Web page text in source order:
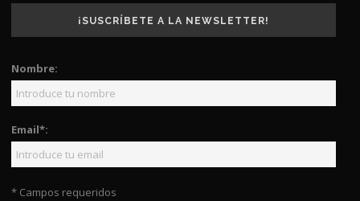
¡SUSCRÍBETE A LA NEWSLETTER!
Nombre:
Email*:
* Campos requeridos